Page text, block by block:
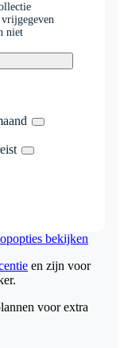
niet
bekijken
en zijn voor
voor extra